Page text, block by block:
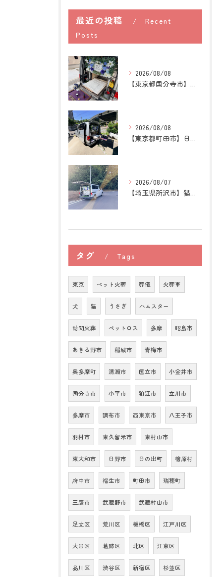
最近の投稿
Recent
Posts
2026/08/08
【東京都国分寺市】うさぎの訪問ペット火葬｜牧草を替える時間が...
2026/08/08
【東京都町田市】日本スピッツの訪問ペット火葬｜愛犬との穏やか...
2026/08/07
【埼玉県所沢市】猫の訪問ペット火葬｜お気に入りの場所に姿がな...
タグ Tags
東京 ペット火葬 葬儀 火葬車
犬 猫 うさぎ ハムスター
訪問火葬 ペットロス 多摩 昭島市
あきる野市 稲城市 青梅市
奥多摩町 清瀬市 国立市 小金井市
国分寺市 小平市 狛江市 立川市
多摩市 調布市 西東京市 八王子市
羽村市 東久留米市 東村山市
東大和市 日野市 日の出町 檜原村
府中市 福生市 町田市 瑞穂町
三鷹市 武蔵野市 武蔵村山市
足立区 荒川区 板橋区 江戸川区
大田区 葛飾区 北区 江東区
品川区 渋谷区 新宿区 杉並区